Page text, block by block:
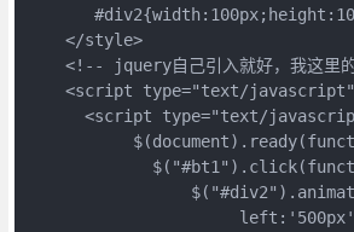
    </style>
<!-- jquery自己引入就好，我这
<script type="text/
<script type="text/